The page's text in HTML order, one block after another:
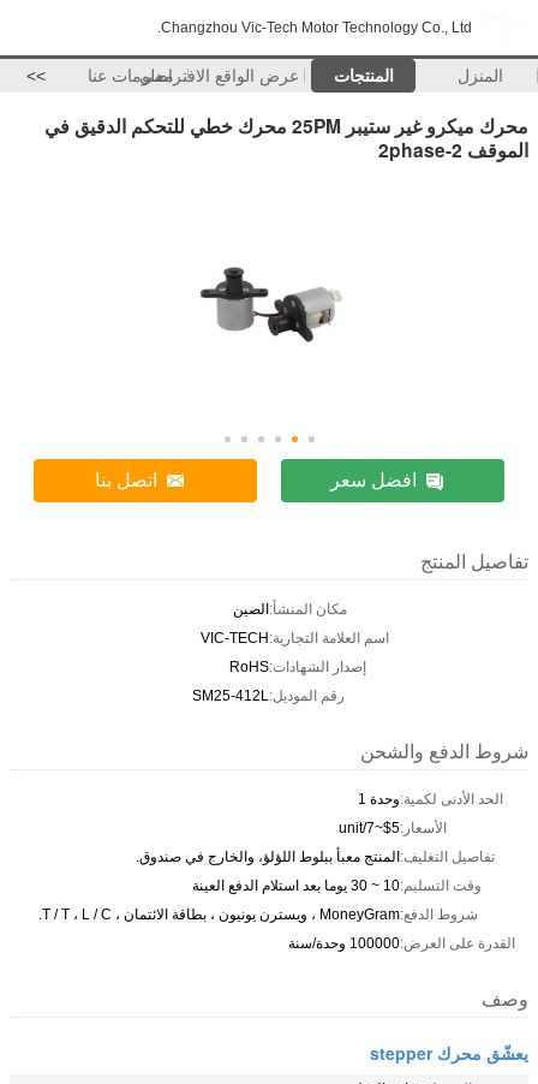
Changzhou Vic-Tech Motor Technology Co., Ltd.
المنزل المنتجات عرض الواقع الافتراضيمعلومات عنا >>
محرك ميكرو غير ستيبر 25PM محرك خطي للتحكم الدقيق في
الموقف 2-2phase
افضل سعر اتصل بنا
تفاصيل المنتج
مكان المنشأ:الصين
اسم العلامة التجارية:VIC-TECH
إصدار الشهادات:RoHS
رقم الموديل:SM25-412L
شروط الدفع والشحن
الحد الأدنى لكمية:وحدة 1
الأسعار:$5~7/unit
تفاصيل التغليف:المنتج معبأ ببلوط اللؤلؤ، والخارج في صندوق.
وقت التسليم:10 ~ 30 يوما بعد استلام الدفع العينة
شروط الدفع:MoneyGram ، ويسترن يونيون ، بطاقة الائتمان ، T / T ، L / C.
القدرة على العرض:100000 وحدة/سنة
وصف
يعشّق محرك stepper